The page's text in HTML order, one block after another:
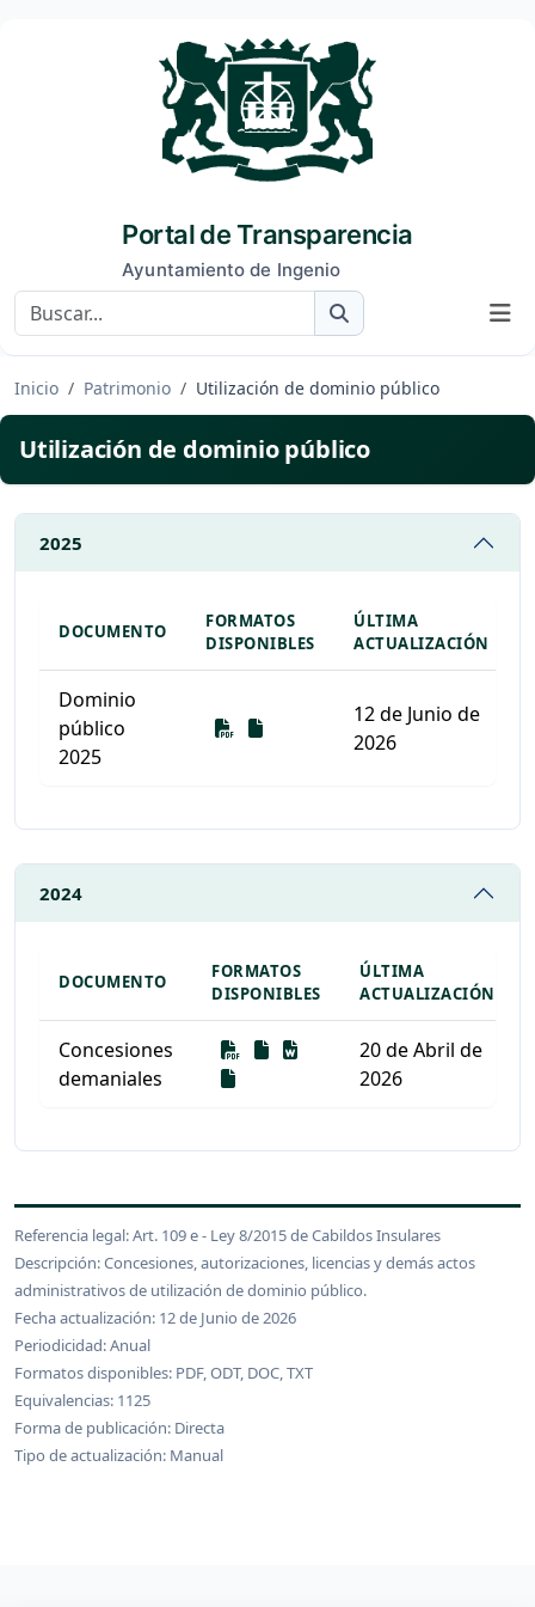
Portal de Transparencia
Ayuntamiento de Ingenio
Inicio Patrimonio Utilización de dominio público
Utilización de dominio público
2025
DOCUMENTO
FORMATOS
DISPONIBLES
ÚLTIMA
ACTUALIZACIÓN
Dominio
público
2025
Descarga
Descarga
12 de Junio de
2026
2024
DOCUMENTO
FORMATOS
DISPONIBLES
ÚLTIMA
ACTUALIZACIÓN
Concesiones
demaniales
Descarga
Descarga
Descarga
Descarga
20 de Abril de
2026
Referencia legal: Art. 109 e - Ley 8/2015 de Cabildos Insulares
Descripción: Concesiones, autorizaciones, licencias y demás actos
administrativos de utilización de dominio público.
Fecha actualización: 12 de Junio de 2026
Periodicidad: Anual
Formatos disponibles: PDF, ODT, DOC, TXT
Equivalencias: 1125
Forma de publicación: Directa
Tipo de actualización: Manual